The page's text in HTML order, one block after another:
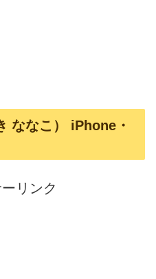
ななこ） iPhone・
リンク